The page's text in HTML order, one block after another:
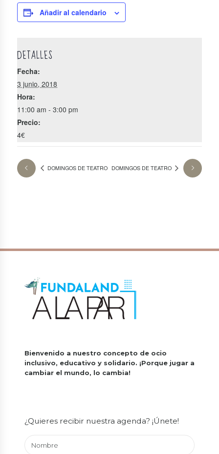
Añadir al calendario
DETALLES
Fecha:
3 junio, 2018
Hora:
11:00 am - 3:00 pm
Precio:
4€
DOMINGOS DE TEATRO DOMINGOS DE TEATRO
Bienvenido a nuestro concepto de ocio
inclusivo, educativo y solidario. ¡Porque jugar a
cambiar el mundo, lo cambia!
¿Quieres recibir nuestra agenda? ¡Únete!